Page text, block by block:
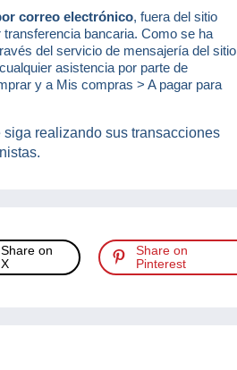
correo electrónico, fuera del sitio
bancaria. Como se ha
del servicio de mensajería del sitio
asistencia por parte de
y a Mis compras > A pagar para
realizando sus transacciones
Share on
X
Share on
Pinterest